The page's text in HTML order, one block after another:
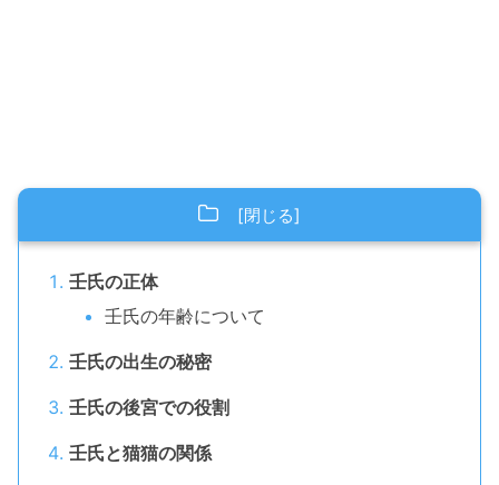
壬氏の正体
壬氏の年齢について
壬氏の出生の秘密
壬氏の後宮での役割
壬氏と猫猫の関係